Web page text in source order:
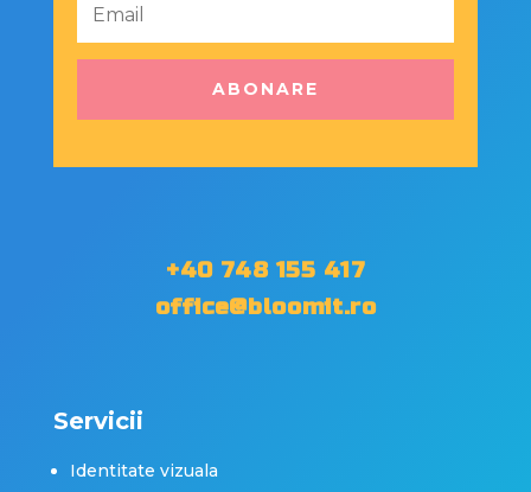
ABONARE
+40 748 155 417
office@bloomit.ro
Servicii
Identitate vizuala